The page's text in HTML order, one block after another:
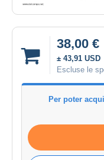
38,00 €
± 43,91 USD
Escluse le
Per poter